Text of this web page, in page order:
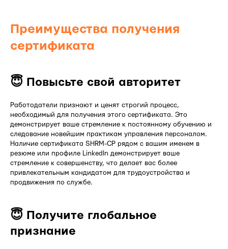
Преимущества получения
сертификата
😇 Повысьте свой авторитет
Работодатели признают и ценят строгий процесс,
необходимый для получения этого сертификата. Это
демонстрирует ваше стремление к постоянному обучению и
следование новейшим практикам управления персоналом.
Наличие сертификата SHRM-CP рядом с вашим именем в
резюме или профиле LinkedIn демонстрирует ваше
стремление к совершенству, что делает вас более
привлекательным кандидатом для трудоустройства и
продвижения по службе.
😇 Получите глобальное
признание